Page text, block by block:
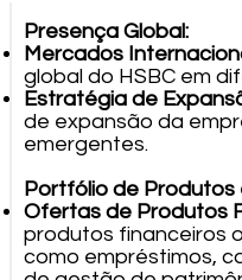
Presença Global:
Mercados
global do HSBC em
Estratégia de
de expansão da
emergentes.
Portfólio de Produtos
Ofertas de Produtos
produtos financeiros
como empréstimos,